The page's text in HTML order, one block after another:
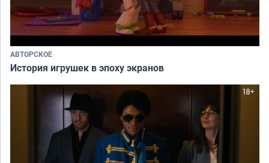
АВТОРСКОЕ
История игрушек в эпоху экранов